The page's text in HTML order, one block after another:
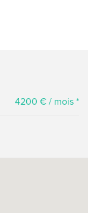
4200 € / mois *